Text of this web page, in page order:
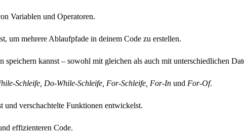
Variablen und Operatoren.
um mehrere Ablaufpfade in deinem Code zu erstellen.
kannst – sowohl mit gleichen als auch mit unterschiedlichen
Schleife, Do-While-Schleife, For-Schleife, For-In und For-Of.
und verschachtelte Funktionen entwickelst.
effizienteren Code.